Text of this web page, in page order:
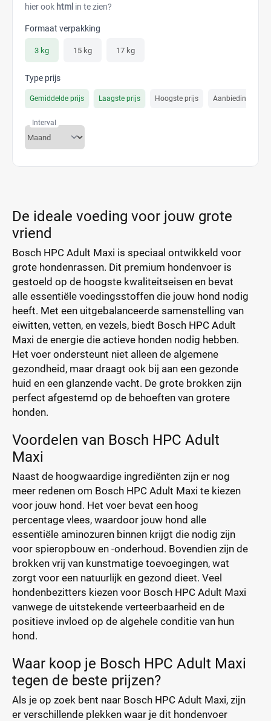
hier ook html in te zien?
Formaat verpakking
3 kg 15 kg 17 kg
Type prijs
Gemiddelde prijs Laagste prijs Hoogste prijs Aanbiedings prijs
Interval
De ideale voeding voor jouw grote
vriend
Bosch HPC Adult Maxi is speciaal ontwikkeld voor
grote hondenrassen. Dit premium hondenvoer is
gestoeld op de hoogste kwaliteitseisen en bevat
alle essentiële voedingsstoffen die jouw hond nodig
heeft. Met een uitgebalanceerde samenstelling van
eiwitten, vetten, en vezels, biedt Bosch HPC Adult
Maxi de energie die actieve honden nodig hebben.
Het voer ondersteunt niet alleen de algemene
gezondheid, maar draagt ook bij aan een gezonde
huid en een glanzende vacht. De grote brokken zijn
perfect afgestemd op de behoeften van grotere
honden.
Voordelen van Bosch HPC Adult
Maxi
Naast de hoogwaardige ingrediënten zijn er nog
meer redenen om Bosch HPC Adult Maxi te kiezen
voor jouw hond. Het voer bevat een hoog
percentage vlees, waardoor jouw hond alle
essentiële aminozuren binnen krijgt die nodig zijn
voor spieropbouw en -onderhoud. Bovendien zijn de
brokken vrij van kunstmatige toevoegingen, wat
zorgt voor een natuurlijk en gezond dieet. Veel
hondenbezitters kiezen voor Bosch HPC Adult Maxi
vanwege de uitstekende verteerbaarheid en de
positieve invloed op de algehele conditie van hun
hond.
Waar koop je Bosch HPC Adult Maxi
tegen de beste prijzen?
Als je op zoek bent naar Bosch HPC Adult Maxi, zijn
er verschillende plekken waar je dit hondenvoer